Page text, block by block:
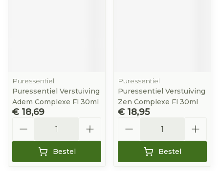
Puressentiel
Puressentiel Verstuiving
Adem Complexe Fl 30ml
€ 18,69
Bestel
Puressentiel
Puressentiel Verstuiving
Zen Complexe Fl 30ml
€ 18,95
Bestel